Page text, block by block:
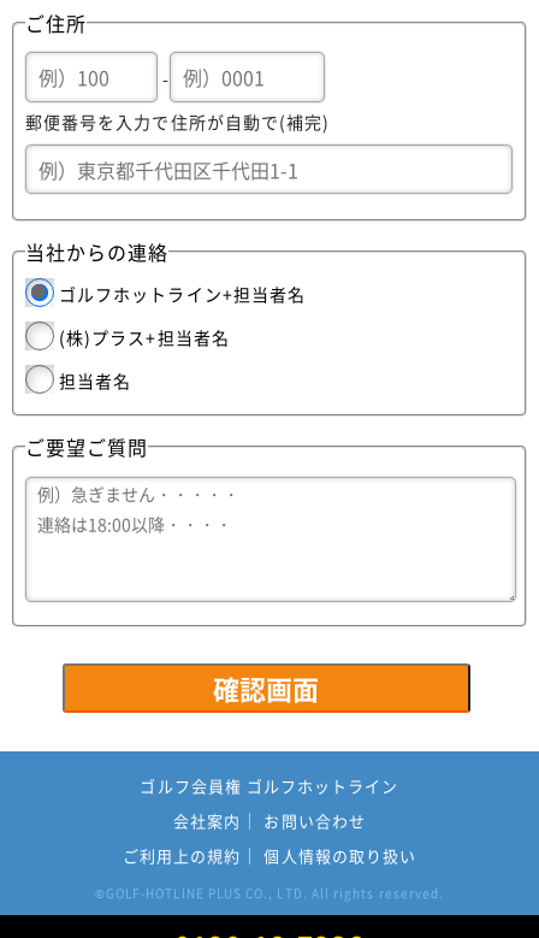
ご住所
-
郵便番号を入力で住所が自動で(補完)
当社からの連絡
ゴルフホットライン+担当者名
(株)プラス+担当者名
担当者名
ご要望ご質問
ゴルフ会員権 ゴルフホットライン
会社案内
お問い合わせ
ご利用上の規約
個人情報の取り扱い
© GOLF-HOTLINE PLUS CO., LTD. All rights reserved.